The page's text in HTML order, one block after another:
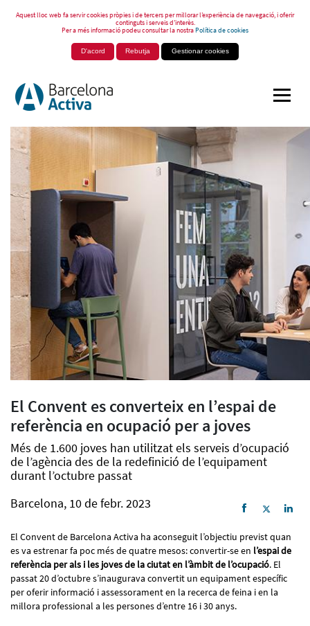
Aquest lloc web fa servir cookies pròpies i de tercers per millorar l’experiència de navegació, i oferir
continguts i serveis d’interès.
Per a més informació podeu consultar la nostraPolítica de cookies
D'acord Rebutja Gestionar cookies
El Convent es converteix en l’espai de
referència en ocupació per a joves
Més de 1.600 joves han utilitzat els serveis d’ocupació
de l’agència des de la redefinició de l’equipament
durant l’octubre passat
Barcelona, 10 de febr. 2023
El Convent de Barcelona Activa ha aconseguit l’objectiu previst quan
es va estrenar fa poc més de quatre mesos: convertir-se en l’espai de
referència per als i les joves de la ciutat en l’àmbit de l’ocupació. El
passat 20 d’octubre s’inaugurava convertit un equipament específic
per oferir informació i assessorament en la recerca de feina i en la
millora professional a les persones d’entre 16 i 30 anys.